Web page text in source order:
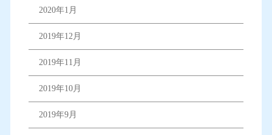
2020年1月
2019年12月
2019年11月
2019年10月
2019年9月